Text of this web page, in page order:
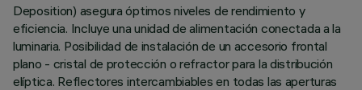
Deposition) asegura óptimos niveles de rendimiento y
eficiencia. Incluye una unidad de alimentación conectada a la
luminaria. Posibilidad de instalación de un accesorio frontal
plano - cristal de protección o refractor para la distribución
elíptica. Reflectores intercambiables en todas las aperturas